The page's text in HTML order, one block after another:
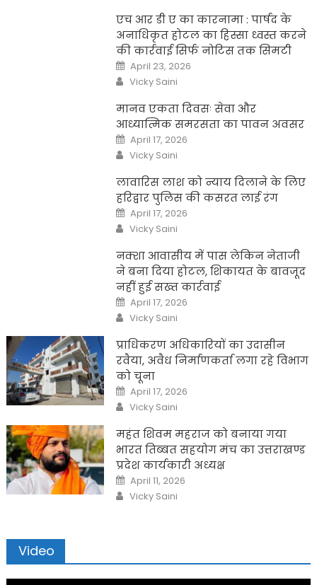
एच आर डी ए का कारनामा : पार्षद के
अनाधिकृत होटल का हिस्सा ध्वस्त करने
की कार्रवाई सिर्फ नोटिस तक सिमटी
Posted
on
April 23, 2026
Author
Vicky Saini
मानव एकता दिवसः सेवा और
आध्यात्मिक समरसता का पावन अवसर
Posted
on
April 17, 2026
Author
Vicky Saini
लावारिस लाश को न्याय दिलाने के लिए
हरिद्वार पुलिस की कसरत लाई रंग
Posted
on
April 17, 2026
Author
Vicky Saini
नक्शा आवासीय में पास लेकिन नेताजी
ने बना दिया होटल, शिकायत के बावजूद
नहीं हुई सख्त कार्रवाई
Posted
on
April 17, 2026
Author
Vicky Saini
प्राधिकरण अधिकारियों का उदासीन
रवैया, अवैध निर्माणकर्ता लगा रहे विभाग
को चूना
Posted
on
April 17, 2026
Author
Vicky Saini
महंत शिवम महराज को बनाया गया
भारत तिब्बत सहयोग मंच का उत्तराखण्ड
प्रदेश कार्यकारी अध्यक्ष
Posted
on
April 11, 2026
Author
Vicky Saini
Video